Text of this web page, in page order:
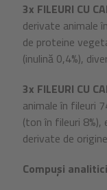
3x FILEURI CU
derivate animale
de proteine
(inulină 0,4%),
3x FILEURI CU
animale în fileuri
(ton în fileuri
derivate de
Compuși